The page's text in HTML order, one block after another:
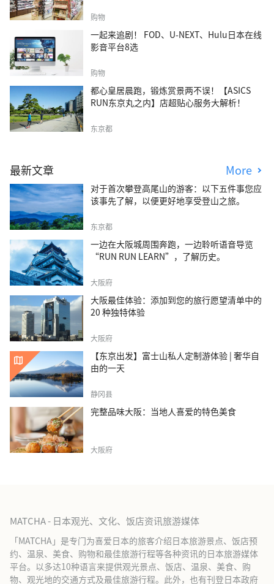
购物
一起来追剧！ FOD、U-NEXT、Hulu日本在线
影音平台8选
购物
都心皇居晨跑，锻炼赏景两不误！【ASICS
RUN东京丸之内】店超贴心服务大解析！
东京都
最新文章 More
对于首次攀登高尾山的游客：以下五件事您应
该事先了解，以便更好地享受登山之旅。
东京都
一边在大阪城周围奔跑，一边聆听语音导览
“RUN RUN LEARN”，了解历史。
大阪府
大阪最佳体验：添加到您的旅行愿望清单中的
20 种独特体验
大阪府
【东京出发】富士山私人定制游体验 | 奢华自
由的一天
静冈县
完整品味大阪：当地人喜爱的特色美食
大阪府
MATCHA - 日本观光、文化、饭店资讯旅游媒体
「MATCHA」是专门为喜爱日本的旅客介绍日本旅游景点、饭店预
约、温泉、美食、购物和最佳旅游行程等各种资讯的日本旅游媒体
平台。以多达10种语言来提供观光景点、饭店、温泉、美食、购
物、观光地的交通方式及最佳旅游行程。此外，也有刊登日本政府